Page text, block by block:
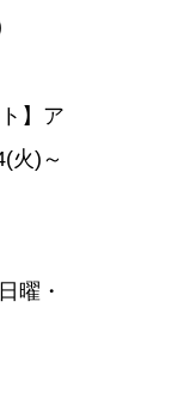
】ア
火)～
曜・